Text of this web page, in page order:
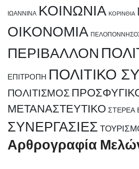
ΙΩΑΝΝΙΝΑ ΚΟΙΝΩΝΙΑ ΚΟΡΙΝΘΙΑ
ΟΙΚΟΝΟΜΙΑ
ΠΕΡΙΒΑΛΛΟΝ
ΕΠΙΤΡΟΠΗ ΠΟΛΙΤΙΚΟ
ΠΟΛΙΤΙΣΜΟΣ
ΜΕΤΑΝΑΣΤΕΥΤΙΚΟ ΣΤΕΡΕΑ
ΣΥΝΕΡΓΑΣΙΕΣ
Αρθρογραφία